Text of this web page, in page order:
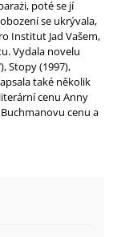
poté se jí
se ukrývala,
Institut Jad Vašem,
Vydala novelu
Stopy (1997),
také několik
cenu Anny
cenu a